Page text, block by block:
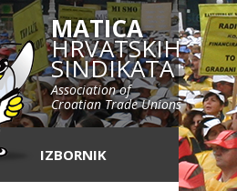
MATICA
HRVATSKIH
SINDIKATA
Association of
Croatian Trade Unions
IZBORNIK